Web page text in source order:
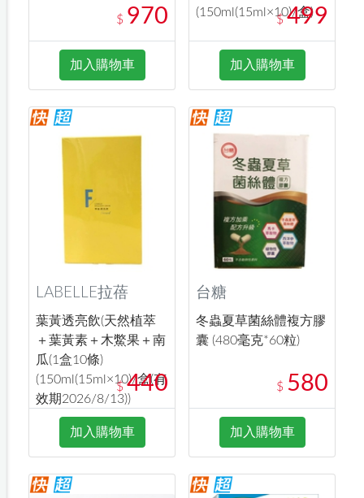
$ 970
加入購物車
(150ml(15ml×10)/盒)
$ 499
加入購物車
LABELLE拉蓓
葉黃透亮飲(天然植萃
＋葉黃素＋木鱉果＋南
瓜(1盒10條)
(150ml(15ml×10)/盒(有
效期2026/8/13))
$ 440
加入購物車
台糖
冬蟲夏草菌絲體複方膠
囊 (480毫克*60粒)
$ 580
加入購物車